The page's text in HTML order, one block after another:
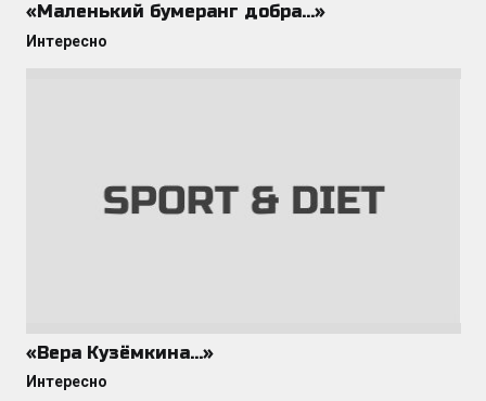
«Маленький бумеранг добра…»
Интересно
«Вера Кузёмкина…»
Интересно